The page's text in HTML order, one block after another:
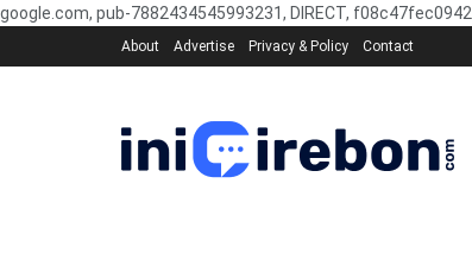
google.com, pub-7882434545993231, DIRECT,
About Advertise Privacy & Policy Contact